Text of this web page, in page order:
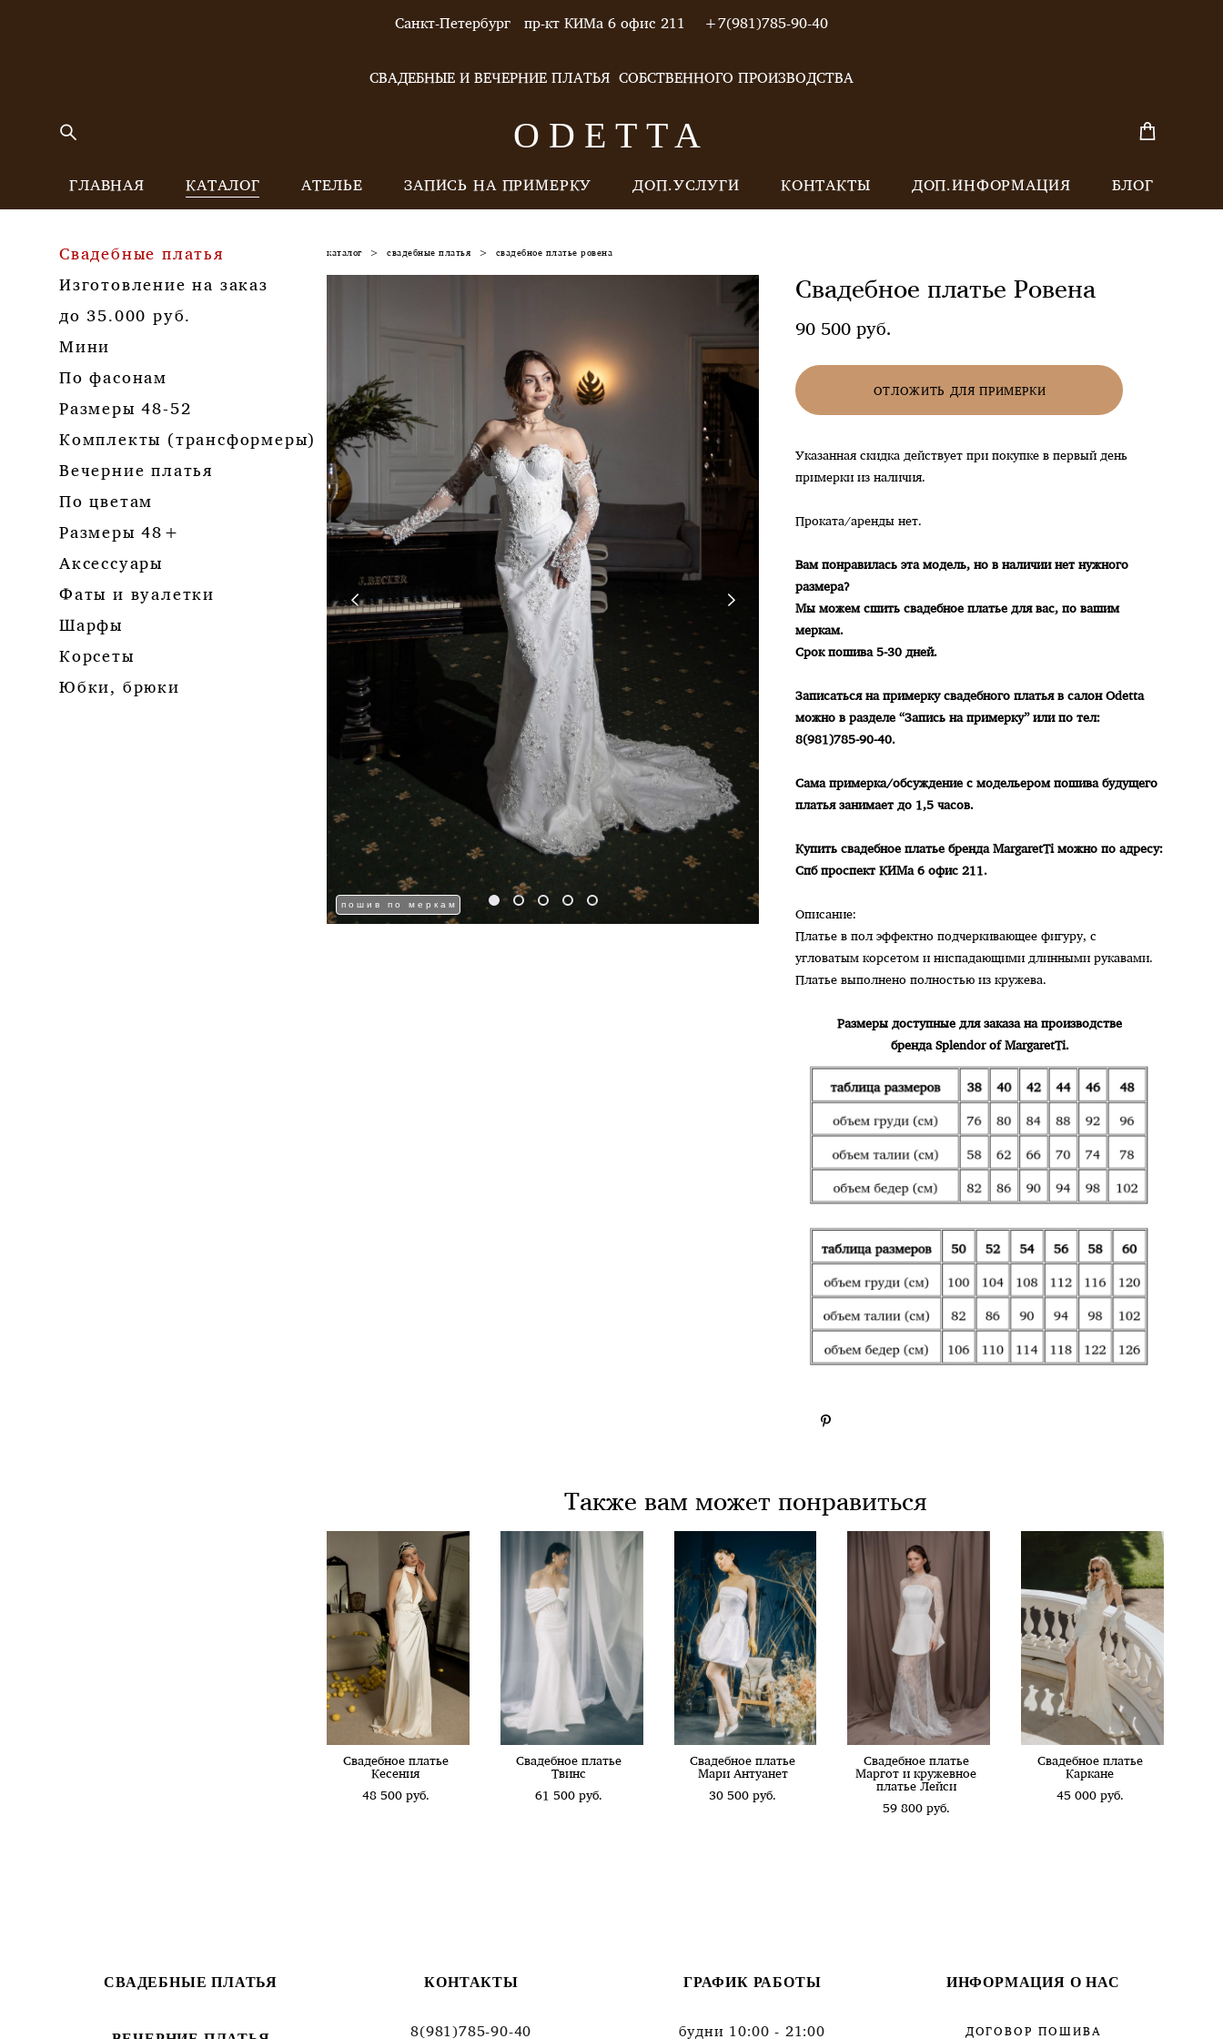
Санкт-Петербург пр-кт КИМа 6 офис 211 +7(981)785-90-40
СВАДЕБНЫЕ И ВЕЧЕРНИЕ ПЛАТЬЯ СОБСТВЕННОГО ПРОИЗВОДСТВА
ODETTA
ГЛАВНАЯ КАТАЛОГ АТЕЛЬЕ ЗАПИСЬ НА ПРИМЕРКУ ДОП.УСЛУГИ КОНТАКТЫ ДОП.ИНФОРМАЦИЯ БЛОГ
Свадебные платья
Изготовление на заказ
до 35.000 руб.
Мини
По фасонам
Размеры 48-52
Комплекты (трансформеры)
Вечерние платья
По цветам
Размеры 48+
Аксессуары
Фаты и вуалетки
Шарфы
Корсеты
Юбки, брюки
каталог > свадебные платья > свадебное платье ровена
пошив по меркам
Свадебное платье Ровена
90 500 pуб.
ОТЛОЖИТЬ ДЛЯ ПРИМЕРКИ
Указанная скидка действует при покупке в первый день
примерки из наличия.
Проката/аренды нет.
Вам понравилась эта модель, но в наличии нет нужного
размера?
Мы можем сшить свадебное платье для вас, по вашим
меркам.
Срок пошива 5-30 дней.
Записаться на примерку свадебного платья в салон Odetta
можно в разделе “Запись на примерку” или по тел:
8(981)785-90-40.
Сама примерка/обсуждение с модельером пошива будущего
платья занимает до 1,5 часов.
Купить свадебное платье бренда MargaretTi можно по адресу:
Спб проспект КИМа 6 офис 211.
Описание:
Платье в пол эффектно подчеркивающее фигуру, с
угловатым корсетом и ниспадающими длинными рукавами.
Платье выполнено полностью из кружева.
Размеры доступные для заказа на производстве
бренда Splendor of MargaretTi.
Также вам может понравиться
Свадебное платье
Кесения
48 500 pуб.
Свадебное платье
Твинс
61 500 pуб.
Свадебное платье
Мари Антуанет
30 500 pуб.
Свадебное платье
Маргот и кружевное
платье Лейси
59 800 pуб.
Свадебное платье
Каркане
45 000 pуб.
СВАДЕБНЫЕ ПЛАТЬЯ КОНТАКТЫ
8(981)785-90-40
ГРАФИК РАБОТЫ
будни 10:00 - 21:00
ИНФОРМАЦИЯ О НАС
ДОГОВОР ПОШИВА